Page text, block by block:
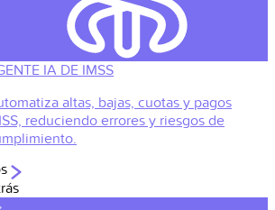
IA DE IMSS
altas, bajas, cuotas y pagos
reduciendo errores y riesgos de